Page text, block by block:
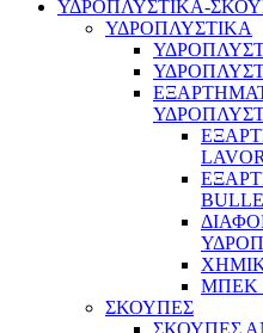
ΥΔΡΟΠΛΥΣΤΙΚΑ-
ΥΔΡΟΠΛΥΣΤΙΚΑ
BULLE
ΜΠΕΚ
ΣΚΟΥΠΕΣ